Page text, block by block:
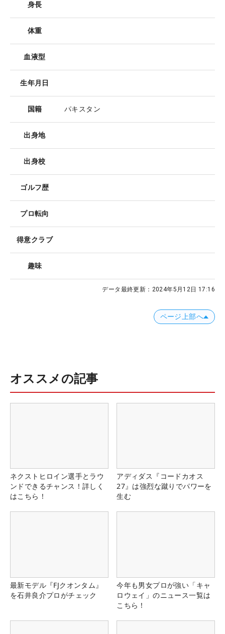
身長
体重
血液型
生年月日
国籍 パキスタン
出身地
出身校
ゴルフ歴
プロ転向
得意クラブ
趣味
データ最終更新： 2024年5月12日 17:16
ページ上部へ
オススメの記事
ネクストヒロイン選手とラウ
ンドできるチャンス！詳しく
はこちら！
アディダス『コードカオス
27』は強烈な蹴りでパワーを
生む
最新モデル『FJクオンタム』
を石井良介プロがチェック
今年も男女プロが強い「キャ
ロウェイ」のニュース一覧は
こちら！